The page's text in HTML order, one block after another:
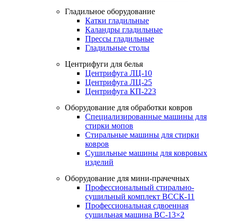
Гладильное оборудование
Катки гладильные
Каландры гладильные
Прессы гладильные
Гладильные столы
Центрифуги для белья
Центрифуга ЛЦ-10
Центрифуга ЛЦ-25
Центрифуга КП-223
Оборудование для обработки ковров
Специализированные машины для
стирки мопов
Стиральные машины для стирки
ковров
Сушильные машины для ковровых
изделий
Оборудование для мини-прачечных
Профессиональный стирально-
сушильный комплект ВССК-11
Профессиональная сдвоенная
сушильная машина ВС-13×2